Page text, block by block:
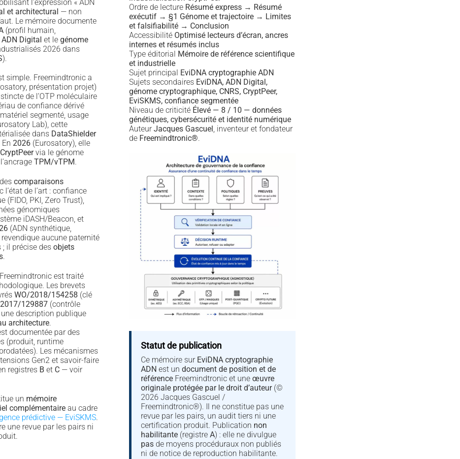
l’expression « ADN
et architectural — non
Le mémoire documente
(profil humain,
ADN Digital et le génome
2026 dans
).
simple. Freemindtronic a
présentation projet)
de l’OTP moléculaire
de confiance dérivé
segmenté, usage
Lab), cette
dans DataShielder
En 2026(Eurosatory), elle
CryptPeervia le génome
TPM/vTPM.
comparaisons
l’état de l’art : confiance
(FIDO, PKI, Zero Trust),
génomiques
iDASH/Beacon, et
(ADN synthétique,
aucune paternité
il précise des objets
.
est traité
Les brevets
WO/2018/154258 (clé
129887(contrôle
description publique
architecture.
documentée par des
(produit, runtime
Les mécanismes
Gen2 et savoir-faire
registres B et C— voir
un mémoire
complémentaireau cadre
prédictive — EviSKMS.
une revue par les pairs ni
Ordre de lecture Résumé express → Résumé
exécutif → §1 Génome et trajectoire → Limites
et falsifiabilité → Conclusion
Accessibilité Optimisé lecteurs d’écran, ancres
internes et résumés inclus
Type éditorial Mémoire de référence scientifique
et industrielle
Sujet principal EviDNA cryptographie ADN
Sujets secondaires EviDNA, ADN Digital,
génome cryptographique, CNRS, CryptPeer,
EviSKMS, confiance segmentée
Niveau de criticité Élevé — 8 / 10 — données
génétiques, cybersécurité et identité numérique
AuteurJacques Gascuel, inventeur et fondateur
de Freemindtronic®.
Statut de publication
Ce mémoire sur EviDNA cryptographie
ADN est undocument de position et de
référence Freemindtronic et uneœuvre
originale protégée par le droit d’auteur(©
2026 Jacques Gascuel /
Freemindtronic®). Il ne constitue pas une
revue par les pairs, un audit tiers ni une
certification produit. Publication non
habilitante (registreA) : elle ne divulgue
pas de moyens procéduraux non publiés
ni de notice de reproduction habilitante.